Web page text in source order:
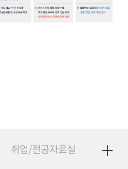
취업/전공자료실